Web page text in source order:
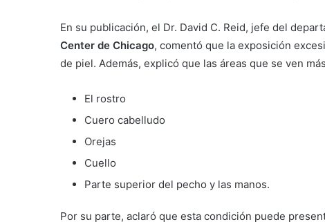
En su publicación, el Dr. David C. Reid, jefe del
Center de Chicago, comentó que la exposición
de piel. Además, explicó que las áreas que se ven
El rostro
Cuero cabelludo
Orejas
Cuello
Parte superior del pecho y las manos.
Por su parte, aclaró que esta condición puede